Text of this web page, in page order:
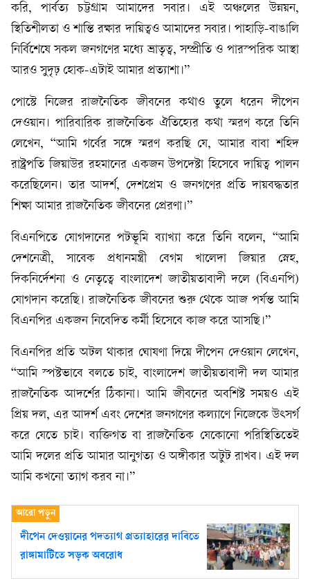
করি, পার্বত্য চট্টগ্রাম আমাদের সবার। এই অঞ্চলের উন্নয়ন,
স্থিতিশীলতা ও শান্তি রক্ষার দায়িত্বও আমাদের সবার। পাহাড়ি-বাঙালি
নির্বিশেষে সকল জনগণের মধ্যে ভ্রাতৃত্ব, সম্প্রীতি ও পারস্পরিক আস্থা
আরও সুদৃঢ় হোক-এটাই আমার প্রত্যাশা।”
পোস্টে নিজের রাজনৈতিক জীবনের কথাও তুলে ধরেন দীপেন
দেওয়ান। পারিবারিক রাজনৈতিক ঐতিহ্যের কথা স্মরণ করে তিনি
লেখেন, “আমি গর্বের সঙ্গে স্মরণ করছি যে, আমার বাবা শহিদ
রাষ্ট্রপতি জিয়াউর রহমানের একজন উপদেষ্টা হিসেবে দায়িত্ব পালন
করেছিলেন। তার আদর্শ, দেশপ্রেম ও জনগণের প্রতি দায়বদ্ধতার
শিক্ষা আমার রাজনৈতিক জীবনের প্রেরণা।”
বিএনপিতে যোগদানের পটভূমি ব্যাখ্যা করে তিনি বলেন, “আমি
দেশনেত্রী, সাবেক প্রধানমন্ত্রী বেগম খালেদা জিয়ার স্নেহ,
দিকনির্দেশনা ও নেতৃত্বে বাংলাদেশ জাতীয়তাবাদী দলে (বিএনপি)
যোগদান করেছি। রাজনৈতিক জীবনের শুরু থেকে আজ পর্যন্ত আমি
বিএনপির একজন নিবেদিত কর্মী হিসেবে কাজ করে আসছি।”
বিএনপির প্রতি অটল থাকার ঘোষণা দিয়ে দীপেন দেওয়ান লেখেন,
“আমি স্পষ্টভাবে বলতে চাই, বাংলাদেশ জাতীয়তাবাদী দল আমার
রাজনৈতিক আদর্শের ঠিকানা। আমি জীবনের অবশিষ্ট সময়ও এই
প্রিয় দল, এর আদর্শ এবং দেশের জনগণের কল্যাণে নিজেকে উৎসর্গ
করে যেতে চাই। ব্যক্তিগত বা রাজনৈতিক যেকোনো পরিস্থিতিতেই
আমি দলের প্রতি আমার আনুগত্য ও অঙ্গীকার অটুট রাখব। এই দল
আমি কখনো ত্যাগ করব না।”
দীপেন দেওয়ানের পদত্যাগ প্রত্যাহারের দাবিতে
রাঙ্গামাটিতে সড়ক অবরোধ